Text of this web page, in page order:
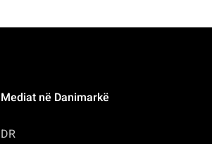
Mediat në Danimarkë
DR